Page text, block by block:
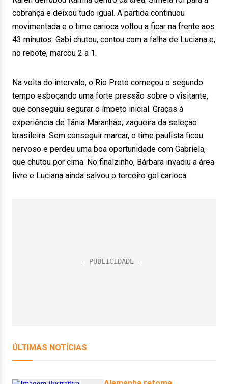
cobrança e deixou tudo igual. A partida continuou
movimentada e o time carioca voltou a ficar na frente aos
43 minutos. Gabi chutou, contou com a falha de Luciana e,
no rebote, marcou 2 a 1.
Na volta do intervalo, o Rio Preto começou o segundo
tempo esboçando uma forte pressão sobre o visitante,
que conseguiu segurar o ímpeto inicial. Graças à
experiência de Tânia Maranhão, zagueira da seleção
brasileira. Sem conseguir marcar, o time paulista ficou
nervoso e perdeu uma boa oportunidade com Gabriela,
que chutou por cima. No finalzinho, Bárbara invadiu a área
livre e Luciana ainda salvou o terceiro gol carioca.